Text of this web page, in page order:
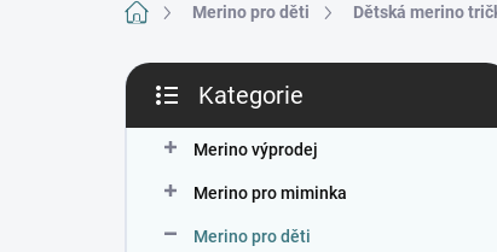
Domů Merino pro děti Dětská merino
P
s
kategorie
Kategorie
Merino výprodej
Merino pro miminka
Merino pro děti